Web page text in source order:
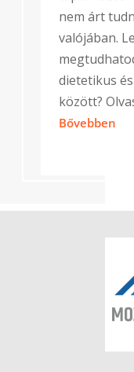
nem árt
valójában.
dietetikus
között?
Bővebben